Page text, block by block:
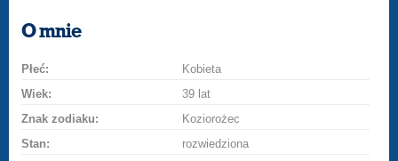
O mnie
Płeć:
Kobieta
Wiek:
39 lat
Znak zodiaku:
Koziorożec
Stan:
rozwiedziona